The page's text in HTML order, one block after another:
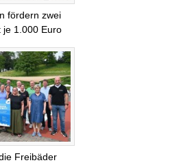
fördern zwei
je 1.000 Euro
Freibäder